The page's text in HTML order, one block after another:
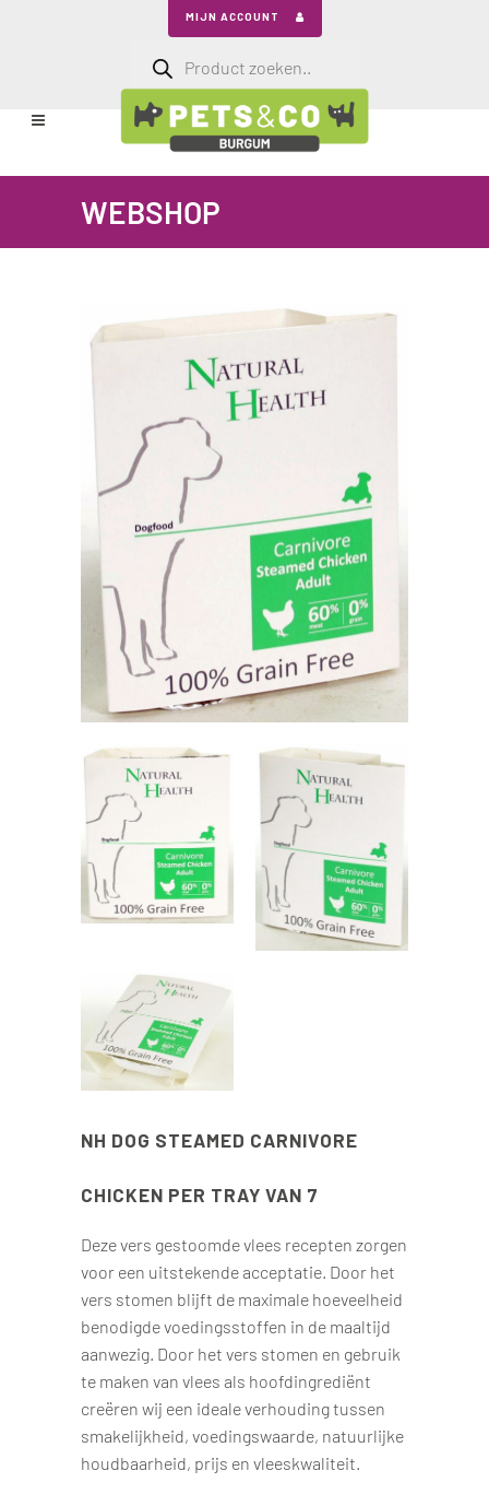
zoeken
MIJN ACCOUNT
WEBSHOP
NH DOG STEAMED CARNIVORE
CHICKEN PER TRAY VAN 7
Deze vers gestoomde vlees recepten zorgen
voor een uitstekende acceptatie. Door het
vers stomen blijft de maximale hoeveelheid
benodigde voedingsstoffen in de maaltijd
aanwezig. Door het vers stomen en gebruik
te maken van vlees als hoofdingrediënt
creëren wij een ideale verhouding tussen
smakelijkheid, voedingswaarde, natuurlijke
houdbaarheid, prijs en vleeskwaliteit.